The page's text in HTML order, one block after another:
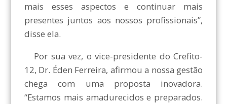
mais esses aspectos e continuar mais
presentes juntos aos nossos profissionais”,
disse ela.
Por sua vez, o vice-presidente do Crefito-
12, Dr. Éden Ferreira, afirmou a nossa gestão
chega com uma proposta inovadora.
“Estamos mais amadurecidos e preparados.